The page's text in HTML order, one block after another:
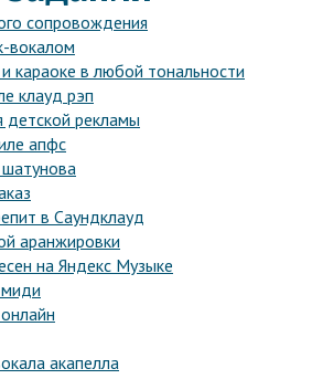
сопровождения
вокалом
караоке в любой тональности
клауд рэп
детской рекламы
апфс
в Саундклауд
аранжировки
на Яндекс Музыке
акапелла